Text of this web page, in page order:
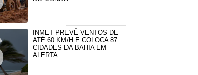
INMET PREVÊ VENTOS DE
ATÉ 60 KM/H E COLOCA 87
CIDADES DA BAHIA EM
ALERTA